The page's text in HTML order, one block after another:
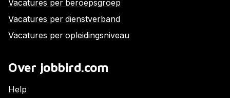
Vacatures per beroepsgroep
Vacatures per dienstverband
Vacatures per opleidingsniveau
Over jobbird.com
Help